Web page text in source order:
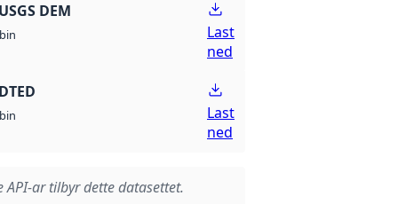
DEM
bin
Last
ned
bin
Last
ned
API-ar tilbyr dette datasettet.